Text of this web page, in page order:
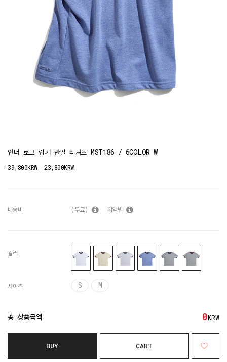
언더 로그 링거 반팔 티셔츠 MST186 / 6COLOR W
39,800KRW 23,800KRW
배송비 (무료) 지역별
컬러
사이즈 S M
총 상품금액 0KRW
BUY CART